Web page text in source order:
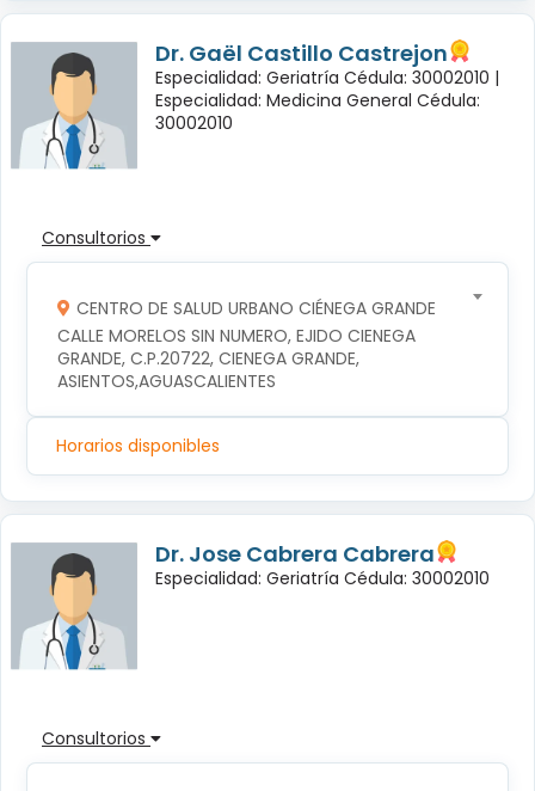
Dr. Gaël Castillo Castrejon
Especialidad: Geriatría Cédula: 30002010 |
Especialidad: Medicina General Cédula:
30002010
Consultorios
CENTRO DE SALUD URBANO CIÉNEGA GRANDE
CALLE MORELOS SIN NUMERO, EJIDO CIENEGA
GRANDE, C.P.20722, CIENEGA GRANDE,
ASIENTOS,AGUASCALIENTES
Horarios disponibles
Dr. Jose Cabrera Cabrera
Especialidad: Geriatría Cédula: 30002010
Consultorios